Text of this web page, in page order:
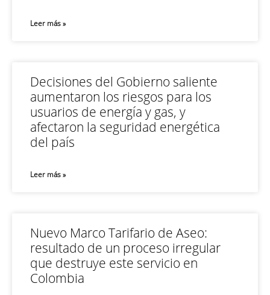
Leer más »
Decisiones del Gobierno saliente
aumentaron los riesgos para los
usuarios de energía y gas, y
afectaron la seguridad energética
del país
Leer más »
Nuevo Marco Tarifario de Aseo:
resultado de un proceso irregular
que destruye este servicio en
Colombia